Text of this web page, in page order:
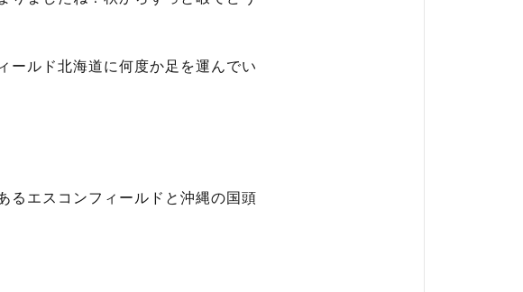
ールド北海道に何度か足を運んでい
るエスコンフィールドと沖縄の国頭